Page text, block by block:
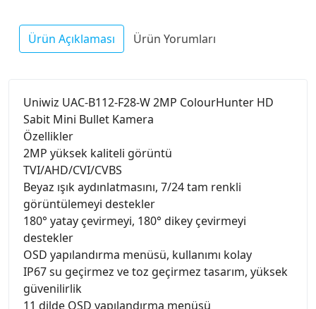
Ürün Açıklaması Ürün Yorumları
Uniwiz UAC-B112-F28-W 2MP ColourHunter HD
Sabit Mini Bullet Kamera
Özellikler
2MP yüksek kaliteli görüntü
TVI/AHD/CVI/CVBS
Beyaz ışık aydınlatmasını, 7/24 tam renkli
görüntülemeyi destekler
180° yatay çevirmeyi, 180° dikey çevirmeyi
destekler
OSD yapılandırma menüsü, kullanımı kolay
IP67 su geçirmez ve toz geçirmez tasarım, yüksek
güvenilirlik
11 dilde OSD yapılandırma menüsü